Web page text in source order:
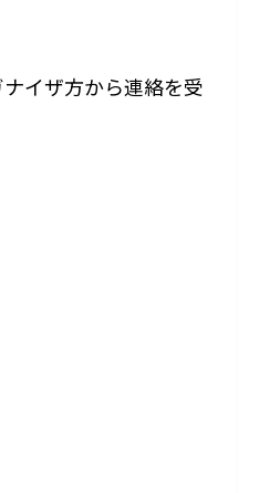
イザ方から連絡を受